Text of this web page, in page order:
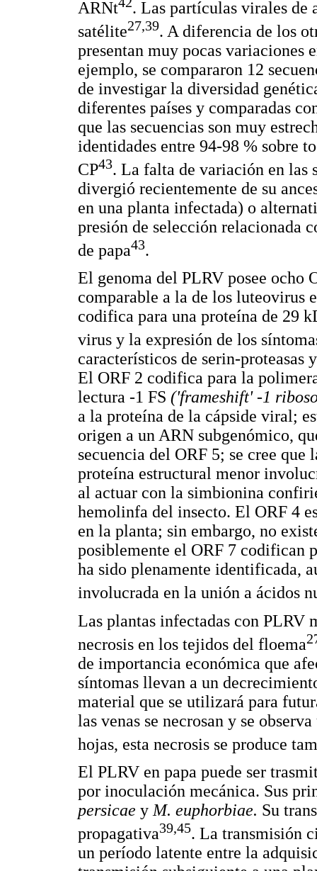
ARNt
. Las partículas virales de
satélite27,39. A diferencia de los
presentan muy pocas variaciones
ejemplo, se compararon 12
de investigar la diversidad
diferentes países y comparadas
que las secuencias son muy
identidades entre 94-98 % sobre
CP43. La falta de variación en las
divergió recientemente de su
en una planta infectada) o
presión de selección relacionada
de papa43.
El genoma del PLRV posee ocho
comparable a la de los luteovirus
codifica para una proteína de 29
virus y la expresión de los
característicos de serin-proteasas
El ORF 2 codifica para la
lectura -1 FS ('frameshift' -1
a la proteína de la cápside viral;
origen a un ARN subgenómico,
secuencia del ORF 5; se cree que
proteína estructural menor
al actuar con la simbionina
hemolinfa del insecto. El ORF 4
en la planta; sin embargo, no
posiblemente el ORF 7 codifican
ha sido plenamente identificada,
involucrada en la unión a ácidos
Las plantas infectadas con PLRV
necrosis en los tejidos del floema
de importancia económica que
síntomas llevan a un
material que se utilizará para
las venas se necrosan y se
hojas, esta necrosis se produce
El PLRV en papa puede ser
por inoculación mecánica. Sus
persicae y M. euphorbiae. Su
propagativa39,45. La transmisión
un período latente entre la